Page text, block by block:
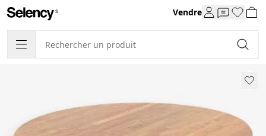
Vendre